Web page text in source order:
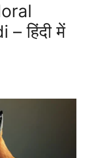
हिंदी में